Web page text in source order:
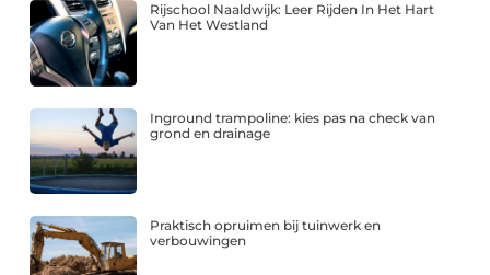
Rijschool Naaldwijk: Leer Rijden In Het Hart
Van Het Westland
Inground trampoline: kies pas na check van
grond en drainage
Praktisch opruimen bij tuinwerk en
verbouwingen